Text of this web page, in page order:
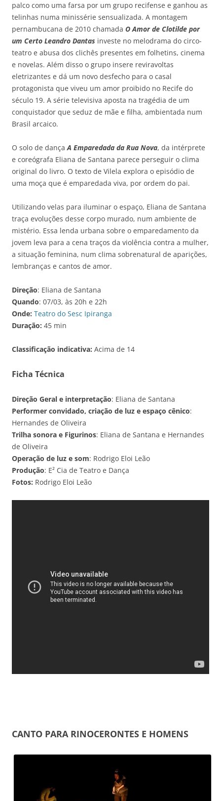
palco como uma farsa por um grupo recifense e ganhou as
telinhas numa minissérie sensualizada. A montagem
pernambucana de 2010 chamada O Amor de Clotilde por
um Certo Leandro Dantas investe no melodrama do circo-
teatro e abusa dos clichês presentes em folhetins, cinema
e novelas. Além disso o grupo insere reviravoltas
eletrizantes e dá um novo desfecho para o casal
protagonista que viveu um amor proibido no Recife do
século 19. A série televisiva aposta na tragédia de um
conquistador que seduz de mãe e filha, ambientada num
Brasil arcaico.
O solo de dançaA Emparedada da Rua Nova, da intérprete
e coreógrafa Eliana de Santana parece perseguir o clima
original do livro. O texto de Vilela explora o episódio de
uma moça que é emparedada viva, por ordem do pai.
Utilizando velas para iluminar o espaço, Eliana de Santana
traça evoluções desse corpo murado, num ambiente de
mistério. Essa lenda urbana sobre o emparedamento da
jovem leva para a cena traços da violência contra a mulher,
a situação feminina, num clima sobrenatural de aparições,
lembranças e cantos de amor.
Direção: Eliana de Santana
Quando: 07/03, às 20h e 22h
Onde: Teatro do Sesc Ipiranga
Duração: 45 min
Classificação indicativa: Acima de 14
Ficha Técnica
Direção Geral e interpretação: Eliana de Santana
Performer convidado, criação de luz e espaço cênico:
Hernandes de Oliveira
Trilha sonora e Figurinos: Eliana de Santana e Hernandes
de Oliveira
Operação de luz e som: Rodrigo Eloi Leão
Produção: E² Cia de Teatro e Dança
Fotos: Rodrigo Eloi Leão
CANTO PARA RINOCERONTES E HOMENS